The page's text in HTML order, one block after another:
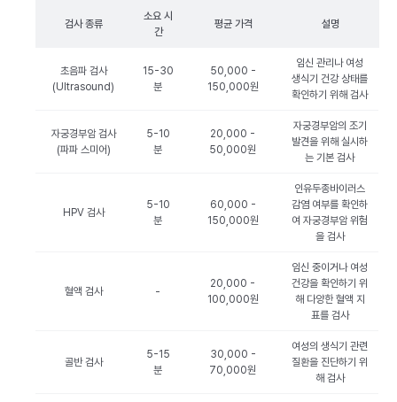
검사 종류
소요 시
간
평균 가격 설명
초음파 검사
(Ultrasound)
15-30
분
50,000 -
150,000원
임신 관리나 여성
생식기 건강 상태를
확인하기 위해 검사
자궁경부암 검사
(파파 스미어)
5-10
분
20,000 -
50,000원
자궁경부암의 조기
발견을 위해 실시하
는 기본 검사
HPV 검사
5-10
분
60,000 -
150,000원
인유두종바이러스
감염 여부를 확인하
여 자궁경부암 위험
을 검사
혈액 검사 -
20,000 -
100,000원
임신 중이거나 여성
건강을 확인하기 위
해 다양한 혈액 지
표를 검사
골반 검사
5-15
분
30,000 -
70,000원
여성의 생식기 관련
질환을 진단하기 위
해 검사